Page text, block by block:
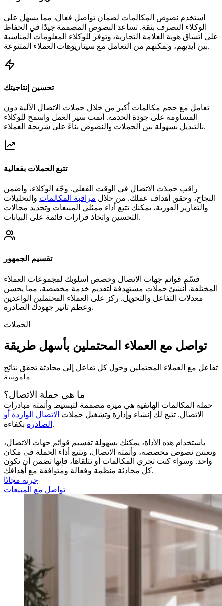
استخدم نصوص المكالمات لضمان تواصل فعال، مما يسهل على
الوكلاء التصرف بثقة. تساعد النصوص المصممة جيدًا في الحفاظ
على اتساق هوية العلامة التجارية، وتوفر للوكلاء المعلومات المناسبة
بين أيديهم، وتمكنهم من التعامل مع سيناريوهات العملاء المتنوعة.
تحسين إنتاجيتك
تعامل مع حجم مكالمات أكبر من خلال حملات الاتصال الآلية دون
المساومة على جودة الخدمة. أتمت سير العمل واسمح للوكلاء
بالتبديل بسهولة بين الحملات والنصوص بناءً على شريحة العملاء.
تتبع الحملات بفعالية
راقب حملات الاتصال في الوقت الفعلي. وجّه الوكلاء، واضمن
النجاح، وحقق أهداف عملك. من خلال مراقبة المكالمات والتحليلات
والتقارير الفورية، يمكنك تتبع أداء ممثلي المبيعات وتحديد مجالات
التحسين واتخاذ قرارات قائمة على البيانات.
تقسيم الجمهور
قسّم قوائم جهات الاتصال وخصص أسلوبك لمجموعات العملاء
المختلفة. أنشئ حملات مستهدفة لتقديم خدمة مخصصة، مما يحسن
معدلات التفاعل والتحويل. ركز على العملاء المحتملين الواعدين
وعظم تأثير جهودك الصادرة.
الحملات
تواصل مع العملاء المحتملين بأسهل طريقة
تفاعل مع العملاء المحتملين وحول كل تفاعل إلى محادثة تحقق نتائج
ملموسة.
ما هي حملة الاتصال؟
حملة المكالمات الهاتفية هي ميزة مصممة لتبسيط وأتمتة مبادرات
الاتصال. تتيح لك إنشاء وإدارة وتشغيل حملات الاتصال الواردة أو
الصادرة بكفاءة.
باستخدام هذه الأداة، يمكنك بسهولة تقسيم قوائم جهات الاتصال،
وتعيين نصوص مخصصة، وأتمتة الاتصال، وتتبع أداء الحملة في مكان
واحد. وسواء كنت تجري المكالمات أو تتلقاها، فإنها تضمن أن تكون
كل محادثة منظمة وفعالة ومتوافقة مع أهدافك.
جربه مجانًا
تواصل مع المبيعات